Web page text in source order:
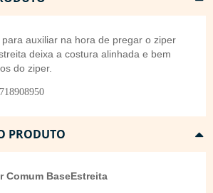
auxiliar na hora de pregar o ziper
deixa a costura alinhada e bem
do ziper.
PRODUTO
Comum BaseEstreita